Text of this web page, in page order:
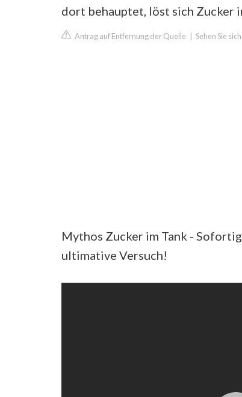
dort behauptet, löst sich Zucker
Antrag auf Entfernung der Quelle Sehen Sie
Mythos Zucker im Tank -
ultimative Versuch!